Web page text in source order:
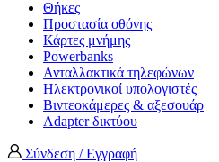
Θήκες
Προστασία οθόνης
Κάρτες μνήμης
Powerbanks
Ανταλλακτικά τηλεφώνων
Ηλεκτρονικοί υπολογιστές
Βιντεοκάμερες & αξεσουάρ
Adapter δικτύου
Σύνδεση / Εγγραφή